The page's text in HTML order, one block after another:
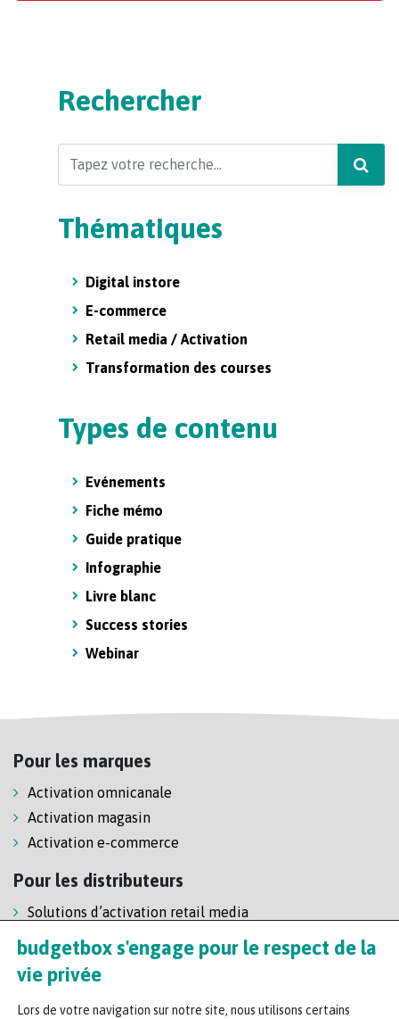
Rechercher
Thématiques
Digital instore
E-commerce
Retail media / Activation
Transformation des courses
Types de contenu
Evénements
Fiche mémo
Guide pratique
Infographie
Livre blanc
Success stories
Webinar
Pour les marques
Activation omnicanale
Activation magasin
Activation e-commerce
Pour les distributeurs
Solutions d’activation retail media
Solution de self-scanning
Régie enseigne
budgetbox s'engage pour le respect de la
vie privée
Lors de votre navigation sur notre site, nous utilisons certains